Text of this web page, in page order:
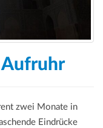
Aufruhr
zwei Monate in
Eindrücke